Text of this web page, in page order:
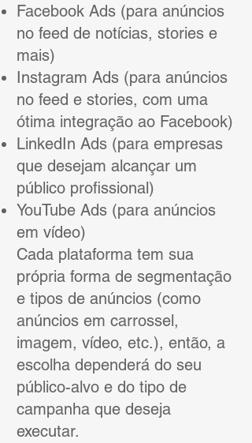
Facebook Ads (para anúncios
no feed de notícias, stories e
mais)
Instagram Ads (para anúncios
no feed e stories, com uma
ótima integração ao Facebook)
LinkedIn Ads (para empresas
que desejam alcançar um
público profissional)
YouTube Ads (para anúncios
em vídeo)
Cada plataforma tem sua
própria forma de segmentação
e tipos de anúncios (como
anúncios em carrossel,
imagem, vídeo, etc.), então, a
escolha dependerá do seu
público-alvo e do tipo de
campanha que deseja
executar.